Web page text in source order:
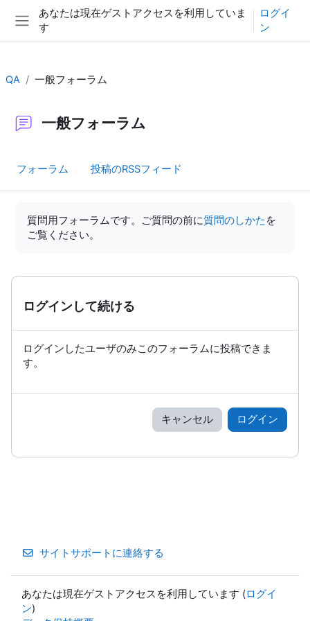
メインコンテンツへスキップする
サイドパネル
あなたは現在ゲストアクセスを利用していま
す
ログイ
ン
QA 一般フォーラム
一般フォーラム
フォーラム 投稿のRSSフィード
質問用フォーラムです。ご質問の前に質問のしかた を
ご覧ください。
ログインして続ける
ログインしたユーザのみこのフォーラムに投稿できま
す。
キャンセル ログイン
サイトサポートに連絡する
あなたは現在ゲストアクセスを利用しています (ログイ
ン)